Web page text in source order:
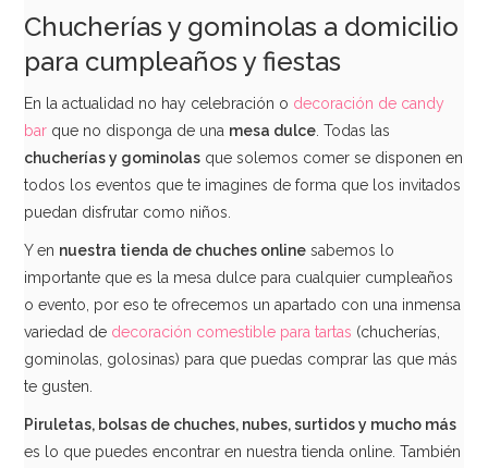
21,99€
Chucherías y gominolas a domicilio
para cumpleaños y fiestas
En la actualidad no hay celebración o decoración de candy
bar que no disponga de una mesa dulce . Todas las
chucherías y gominolas que solemos comer se disponen en
todos los eventos que te imagines de forma que los invitados
puedan disfrutar como niños.
Y en nuestra tienda de chuches online sabemos lo
importante que es la mesa dulce para cualquier cumpleaños
o evento, por eso te ofrecemos un apartado con una inmensa
variedad de decoración comestible para tartas (chucherías,
gominolas, golosinas) para que puedas comprar las que más
te gusten.
Piruletas, bolsas de chuches, nubes, surtidos y mucho más
es lo que puedes encontrar en nuestra tienda online. También